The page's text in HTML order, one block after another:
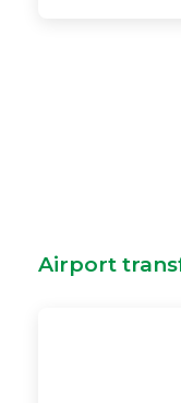
Airport